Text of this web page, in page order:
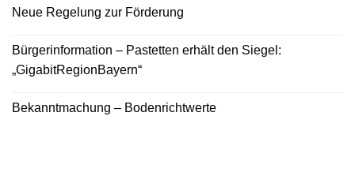
Neue Regelung zur Förderung
Bürgerinformation – Pastetten erhält den Siegel:
„GigabitRegionBayern“
Bekanntmachung – Bodenrichtwerte